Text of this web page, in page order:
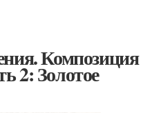
Композиция
2: Золотое